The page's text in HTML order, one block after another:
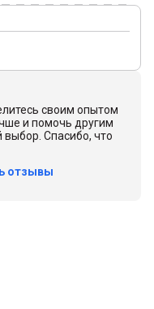
своим опытом
и помочь другим
Спасибо, что
отзывы